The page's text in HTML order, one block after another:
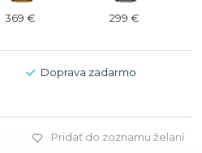
369 € 299 €
Doprava zadarmo
Pridať do zoznamu želaní